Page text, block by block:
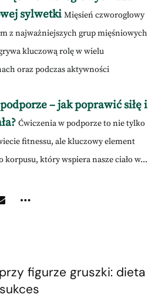
sylwetki Mięsień czworogłowy
z najważniejszych grup mięśniowych
kluczową rolę w wielu
oraz podczas aktywności
– jak poprawić siłę i
Ćwiczenia w podporze to nie tylko
fitnessu, ale kluczowy element
korpusu, który wspiera nasze ciało w...
figurze gruszki: dieta